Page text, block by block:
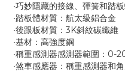
‧巧妙隱藏的接線、彈簧和踏
‧踏板體材質：航太級鋁合金
‧後跟板材質：3K斜紋碳纖維
‧基材：高強度鋼
‧稱重感測器感測器範圍：0-
‧煞車感應器：稱重感測器和